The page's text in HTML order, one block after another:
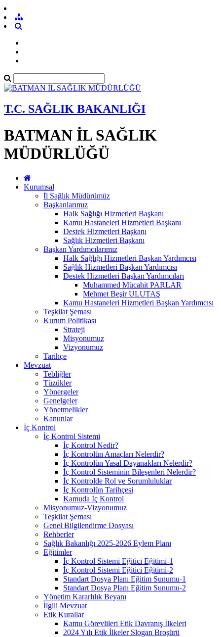
T.C. SAĞLIK BAKANLIĞI
BATMAN İL SAĞLIK
MÜDÜRLÜĞÜ
Kurumsal
İl Sağlık Müdürümüz
Başkanlarımız
Halk Sağlığı Hizmetleri Başkanı
Kamu Hastaneleri Hizmetleri Başkanı
Destek Hizmetleri Başkanı
Sağlık Hizmetleri Başkanı
Başkan Yardımcılarımız
Halk Sağlığı Hizmetleri Başkan Yardımcısı
Sağlık Hizmetleri Başkan Yardımcısı
Destek Hizmetleri Başkan Yardımcıları
Muhammed Mücahit PARLAR
Mehmet Beşir ULUTAŞ
Kamu Hastaneleri Hizmetleri Başkan Yardımcısı
Teşkilat Şeması
Kurum Politikası
Strateji
Misyonumuz
Vizyonumuz
Tarihçe
Mevzuat
Tebliğler
Tüzükler
Yönergeler
Genelgeler
Yönetmelikler
Kanunlar
İç Kontrol
İç Kontrol Sistemi
İç Kontrol Nedir?
İç Kontrolün Amaçları Nelerdir?
İç Kontrolün Yasal Dayanakları Nelerdir?
İç Kontrol Sisteminin Bileşenleri Nelerdir?
İç Kontrolde Rol ve Sorumluluklar
İç Kontrolün Tarihçesi
Kamuda İç Kontrol
Misyonumuz-Vizyonumuz
Teşkilat Şeması
Genel Bilgilendirme Dosyası
Rehberler
Sağlık Bakanlığı 2025-2026 Eylem Planı
Eğitimler
İç Kontrol Sistemi Eğitici Eğitimi-1
İç Kontrol Sistemi Eğitici Eğitimi-2
Standart Dosya Planı Eğitim Sunumu-1
Standart Dosya Planı Eğitim Sunumu-2
Yönetim Kararlılık Beyanı
İlgili Mevzuat
Etik Kurallar
Kamu Görevlileri Etik Davranış İlkeleri
2024 Yılı Etik İlkeler Slogan Broşürü